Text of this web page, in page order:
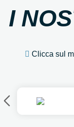
I
Clicca sul